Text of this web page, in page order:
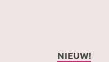
NIEUW!